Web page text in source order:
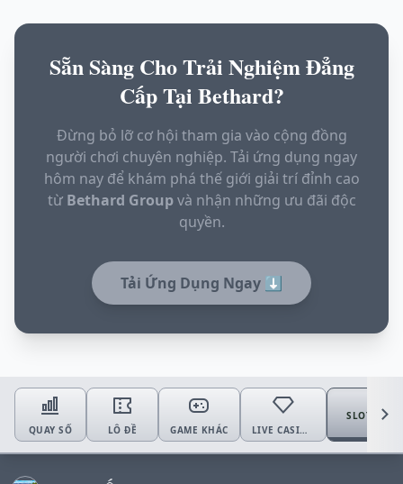
Sẵn Sàng Cho Trải Nghiệm Đẳng
Cấp Tại Bethard?
Đừng bỏ lỡ cơ hội tham gia vào cộng đồng
người chơi chuyên nghiệp. Tải ứng dụng ngay
hôm nay để khám phá thế giới giải trí đỉnh cao
từ Bethard Groupvà nhận những ưu đãi độc
quyền.
Tải Ứng Dụng Ngay ⬇️
QUAY SỐ LÔ ĐỀ GAME KHÁC LIVE CASINO
SLOTS